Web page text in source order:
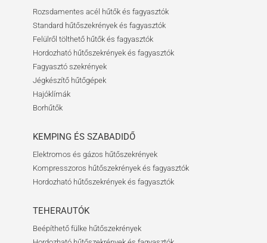
Rozsdamentes acél hűtők és fagyasztók
Standard hűtőszekrények és fagyasztók
Felülről tölthető hűtők és fagyasztók
Hordozható hűtőszekrények és fagyasztók
Fagyasztó szekrények
Jégkészítő hűtőgépek
Hajóklímák
Borhűtők
KEMPING ÉS SZABADIDŐ
Elektromos és gázos hűtőszekrények
Kompresszoros hűtőszekrények és fagyasztók
Hordozható hűtőszekrények és fagyasztók
TEHERAUTÓK
Beépíthető fülke hűtőszekrények